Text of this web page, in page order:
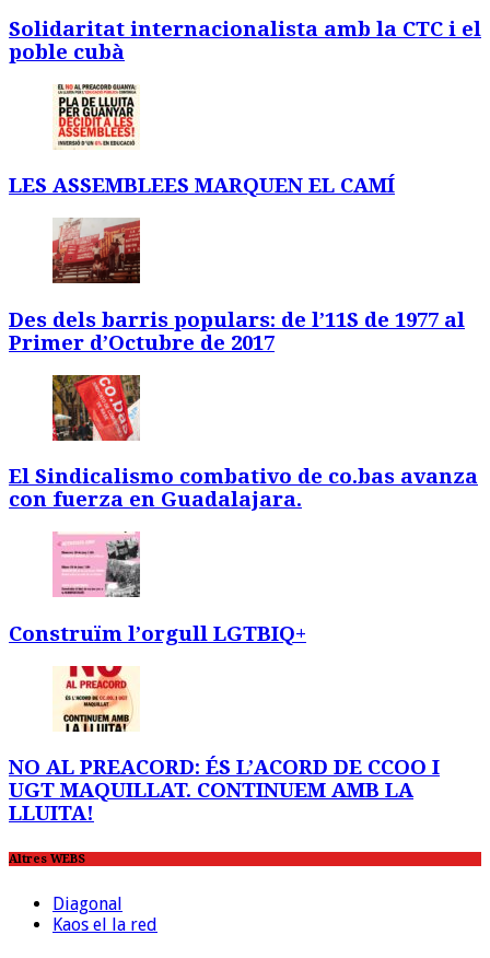
Solidaritat internacionalista amb la CTC i el
poble cubà
LES ASSEMBLEES MARQUEN EL CAMÍ
Des dels barris populars: de l’11S de 1977 al
Primer d’Octubre de 2017
El Sindicalismo combativo de co.bas avanza
con fuerza en Guadalajara.
Construïm l’orgull LGTBIQ+
NO AL PREACORD: ÉS L’ACORD DE CCOO I
UGT MAQUILLAT. CONTINUEM AMB LA
LLUITA!
Altres WEBS
Diagonal
Kaos el la red